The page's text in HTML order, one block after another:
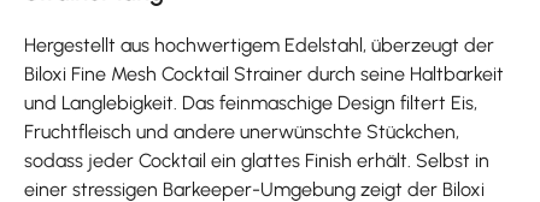
Hergestellt aus hochwertigem Edelstahl, überzeugt der
Biloxi Fine Mesh Cocktail Strainer durch seine Haltbarkeit
und Langlebigkeit. Das feinmaschige Design filtert Eis,
Fruchtfleisch und andere unerwünschte Stückchen,
sodass jeder Cocktail ein glattes Finish erhält. Selbst in
einer stressigen Barkeeper-Umgebung zeigt der Biloxi